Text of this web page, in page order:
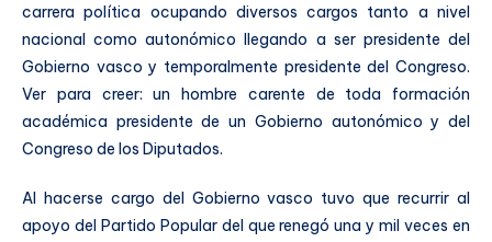
carrera política ocupando diversos cargos tanto a nivel
nacional como autonómico llegando a ser presidente del
Gobierno vasco y temporalmente presidente del Congreso.
Ver para creer: un hombre carente de toda formación
académica presidente de un Gobierno autonómico y del
Congreso de los Diputados.
Al hacerse cargo del Gobierno vasco tuvo que recurrir al
apoyo del Partido Popular del que renegó una y mil veces en